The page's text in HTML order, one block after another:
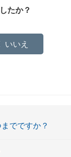
たか？
いいえ
でですか？